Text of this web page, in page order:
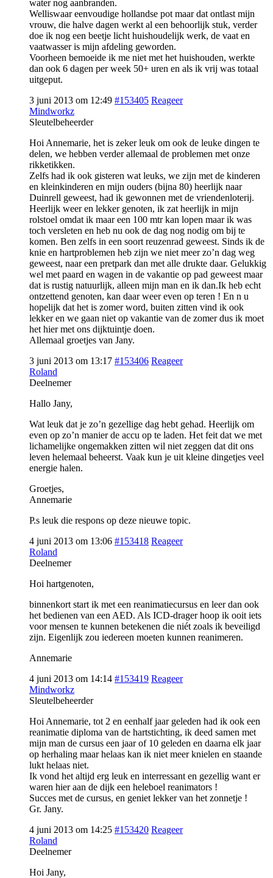
water nog aanbranden.
Welliswaar eenvoudige hollandse pot maar dat ontlast mijn
vrouw, die halve dagen werkt al een behoorlijk stuk, verder
doe ik nog een beetje licht huishoudelijk werk, de vaat en
vaatwasser is mijn afdeling geworden.
Voorheen bemoeide ik me niet met het huishouden, werkte
dan ook 6 dagen per week 50+ uren en als ik vrij was totaal
uitgeput.
3 juni 2013 om 12:49 #153405 Reageer
Mindworkz
Sleutelbeheerder
Hoi Annemarie, het is zeker leuk om ook de leuke dingen te
delen, we hebben verder allemaal de problemen met onze
rikketikken.
Zelfs had ik ook gisteren wat leuks, we zijn met de kinderen
en kleinkinderen en mijn ouders (bijna 80) heerlijk naar
Duinrell geweest, had ik gewonnen met de vriendenloterij.
Heerlijk weer en lekker genoten, ik zat heerlijk in mijn
rolstoel omdat ik maar een 100 mtr kan lopen maar ik was
toch versleten en heb nu ook de dag nog nodig om bij te
komen. Ben zelfs in een soort reuzenrad geweest. Sinds ik de
knie en hartproblemen heb zijn we niet meer zo’n dag weg
geweest, naar een pretpark dan met alle drukte daar. Gelukkig
wel met paard en wagen in de vakantie op pad geweest maar
dat is rustig natuurlijk, alleen mijn man en ik dan.Ik heb echt
ontzettend genoten, kan daar weer even op teren ! En n u
hopelijk dat het is zomer word, buiten zitten vind ik ook
lekker en we gaan niet op vakantie van de zomer dus ik moet
het hier met ons dijktuintje doen.
Allemaal groetjes van Jany.
3 juni 2013 om 13:17 #153406 Reageer
Roland
Deelnemer
Hallo Jany,
Wat leuk dat je zo’n gezellige dag hebt gehad. Heerlijk om
even op zo’n manier de accu op te laden. Het feit dat we met
lichamelijke ongemakken zitten wil niet zeggen dat dit ons
leven helemaal beheerst. Vaak kun je uit kleine dingetjes veel
energie halen.
Groetjes,
Annemarie
P.s leuk die respons op deze nieuwe topic.
4 juni 2013 om 13:06 #153418 Reageer
Roland
Deelnemer
Hoi hartgenoten,
binnenkort start ik met een reanimatiecursus en leer dan ook
het bedienen van een AED. Als ICD-drager hoop ik ooit iets
voor mensen te kunnen betekenen die niét zoals ik beveiligd
zijn. Eigenlijk zou iedereen moeten kunnen reanimeren.
Annemarie
4 juni 2013 om 14:14 #153419 Reageer
Mindworkz
Sleutelbeheerder
Hoi Annemarie, tot 2 en eenhalf jaar geleden had ik ook een
reanimatie diploma van de hartstichting, ik deed samen met
mijn man de cursus een jaar of 10 geleden en daarna elk jaar
op herhaling maar helaas kan ik niet meer knielen en staande
lukt helaas niet.
Ik vond het altijd erg leuk en interressant en gezellig want er
waren hier aan de dijk een heleboel reanimators !
Succes met de cursus, en geniet lekker van het zonnetje !
Gr. Jany.
4 juni 2013 om 14:25 #153420 Reageer
Roland
Deelnemer
Hoi Jany,